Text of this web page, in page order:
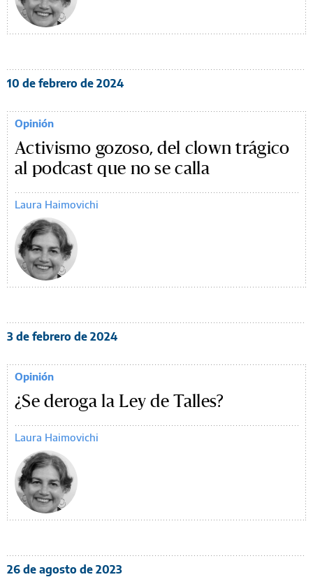
10 de febrero de 2024
Opinión
Activismo gozoso, del clown trágico
al podcast que no se calla
Laura Haimovichi
3 de febrero de 2024
Opinión
¿Se deroga la Ley de Talles?
Laura Haimovichi
26 de agosto de 2023